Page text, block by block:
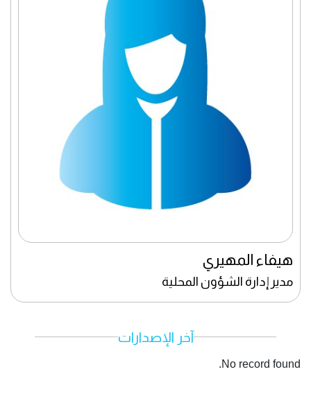
هيفاء المهيري
مدير إدارة الشؤون المحلية
آخر الإصدارات
No record found.